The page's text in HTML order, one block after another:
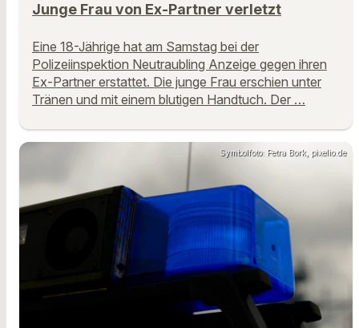
Junge Frau von Ex-Partner verletzt
Eine 18-Jährige hat am Samstag bei der
Polizeiinspektion Neutraubling Anzeige gegen ihren
Ex-Partner erstattet. Die junge Frau erschien unter
Tränen und mit einem blutigen Handtuch. Der …
Symbolfoto: Petra Bork, pixelio.de